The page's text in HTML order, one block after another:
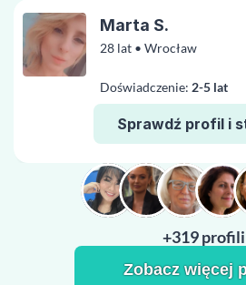
28 lat • Wrocław
Doświadczenie: 2-5 lat
Sprawdź profil i
Marta S.
+319 profili
Zobacz więcej